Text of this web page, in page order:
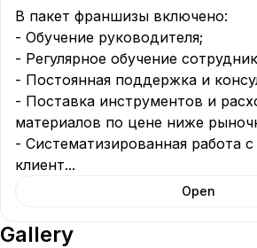
В пакет франшизы включено:
- Обучение руководителя;
- Регулярное обучение
- Постоянная поддержка и
- Поставка инструментов и
материалов по цене ниже
- Систематизированная работа
клиент...
Open
Gallery